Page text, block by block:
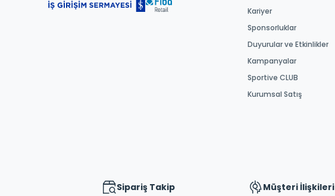
Kariyer
Sponsorluklar
Duyurular ve Etkinlikler
Kampanyalar
Sportive CLUB
Kurumsal Satış
Sipariş Takip Müşteri İlişkileri